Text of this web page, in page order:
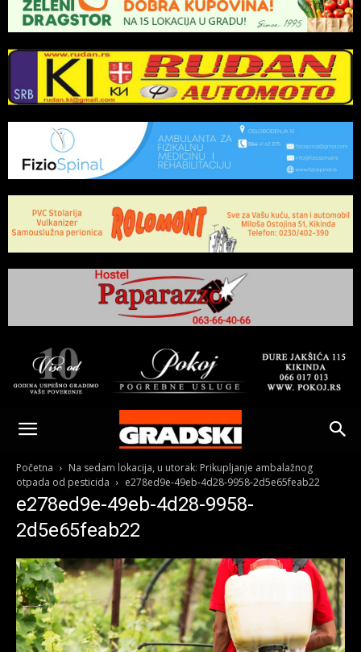
Gradski
Online
Kikinda
Početna
Na sedam lokacija, u utorak: Prikupljanje ambalažnog
otpada od pesticida
e278ed9e-49eb-4d28-9958-2d5e65feab22
e278ed9e-49eb-4d28-9958-
2d5e65feab22